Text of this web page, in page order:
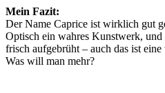
Mein Fazit:
Der Name Caprice ist wirklich gut
Optisch ein wahres Kunstwerk,
frisch aufgebrüht – auch das ist
Was will man mehr?